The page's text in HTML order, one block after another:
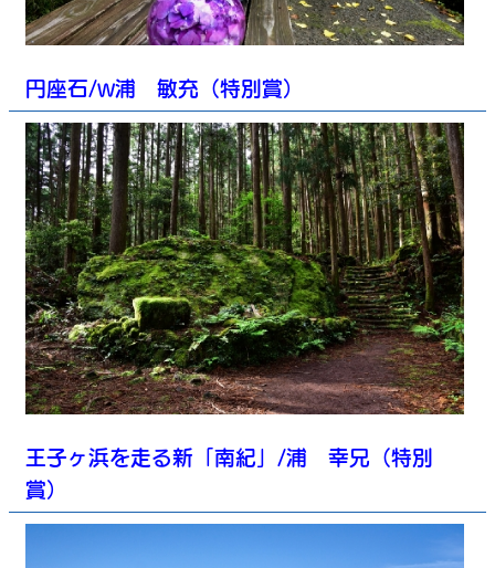
円座石/浦 敏充（特別賞）
王子ヶ浜を走る新「南紀」/浦 幸兄（特別
賞）